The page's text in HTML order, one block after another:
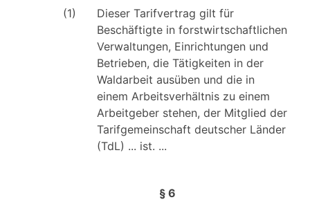
(1)
Dieser Tarifvertrag gilt für
Beschäftigte in forstwirtschaftlichen
Verwaltungen, Einrichtungen und
Betrieben, die Tätigkeiten in der
Waldarbeit ausüben und die in
einem Arbeitsverhältnis zu einem
Arbeitgeber stehen, der Mitglied der
Tarifgemeinschaft deutscher Länder
(TdL) ... ist. ...
§ 6